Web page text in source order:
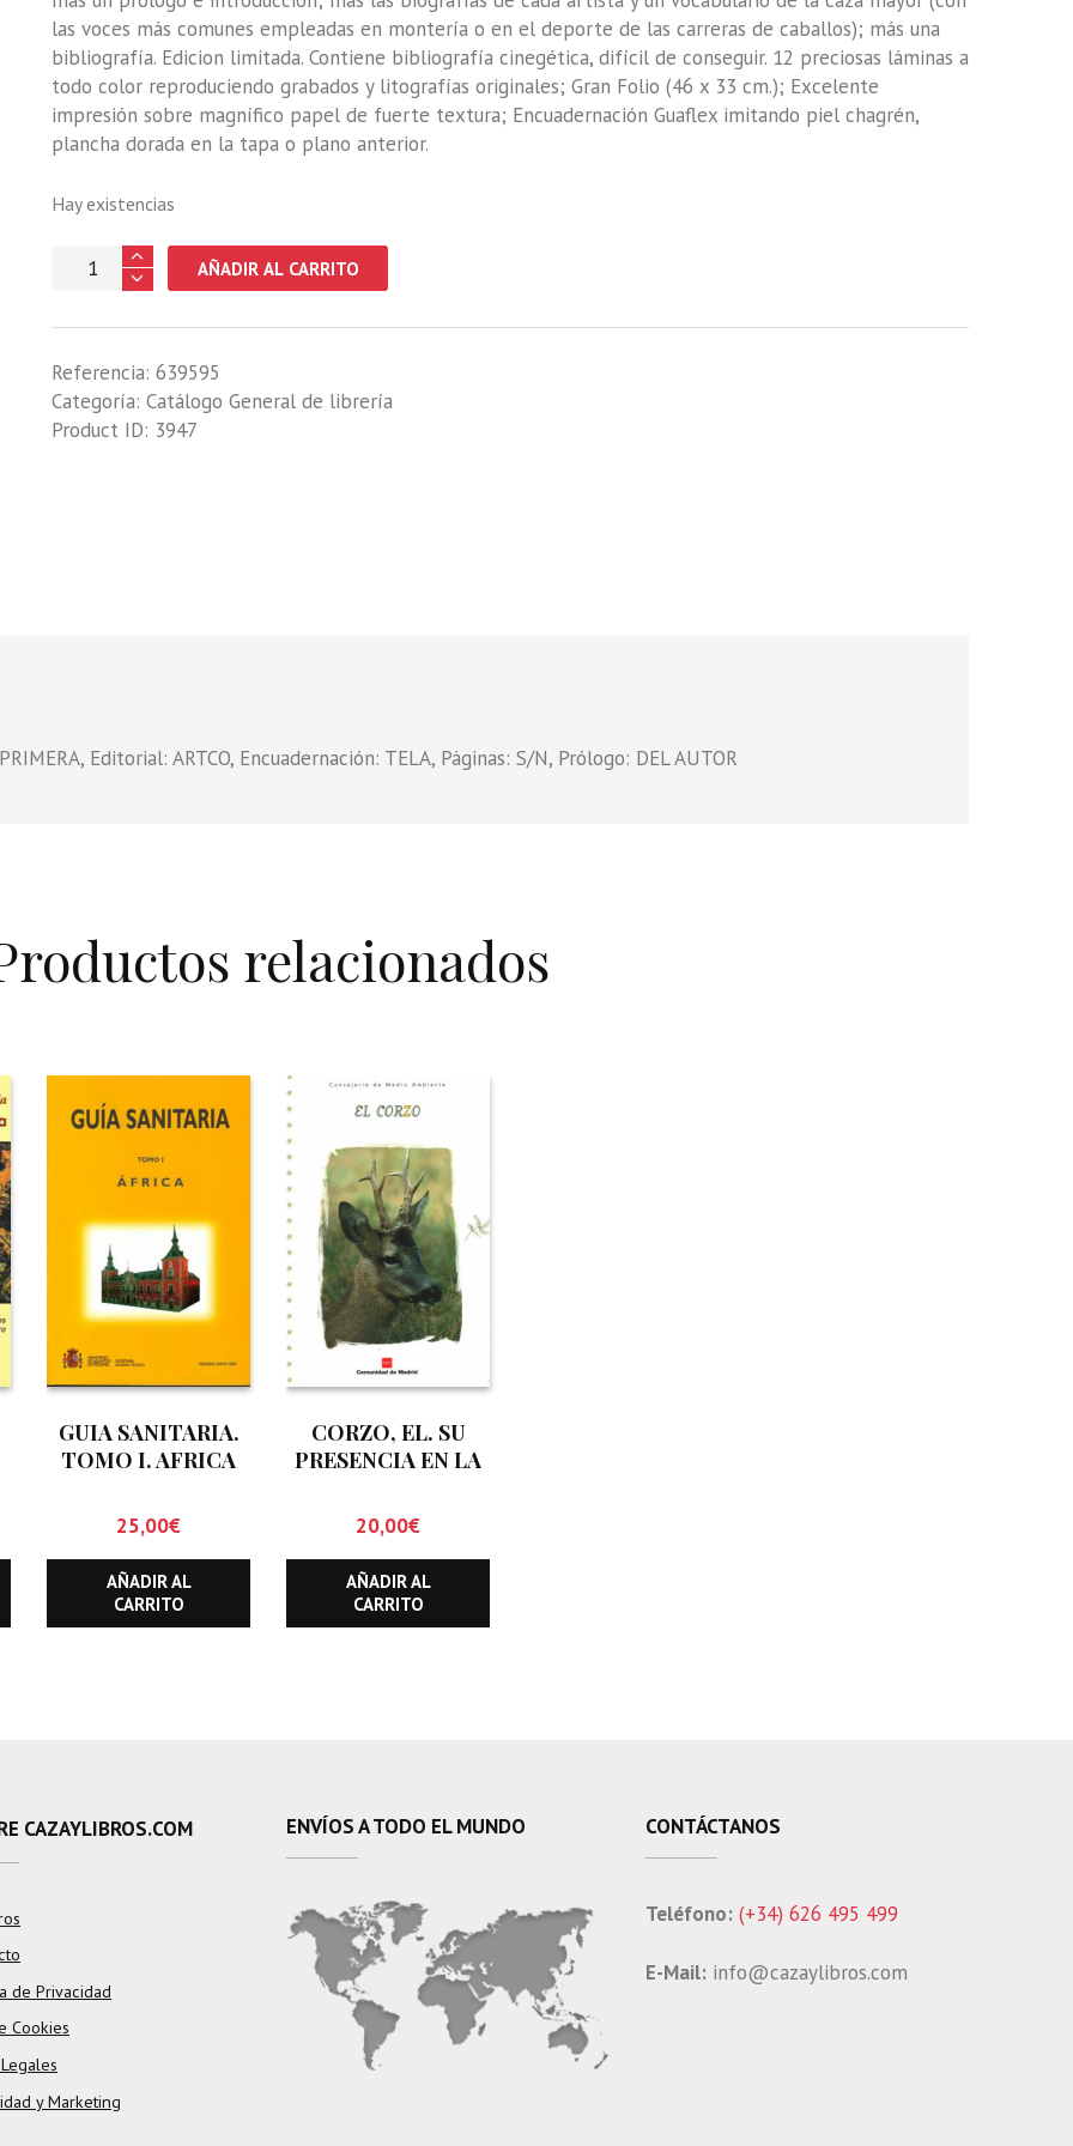
las voces más comunes empleadas en montería o en el deporte de las carreras de caballos); más una
bibliografía. Edicion limitada. Contiene bibliografía cinegética, difícil de conseguir. 12 preciosas láminas a
todo color reproduciendo grabados y litografías originales; Gran Folio (46 x 33 cm.); Excelente
impresión sobre magnífico papel de fuerte textura; Encuadernación Guaflex imitando piel chagrén,
plancha dorada en la tapa o plano anterior.
Hay existencias
ESCENAS
AÑADIR AL CARRITO
Referencia: 639595
Categoría: Catálogo General de librería
Product ID: 3947
Editorial: ARTCO, Encuadernación: TELA, Páginas: S/N, Prólogo: DEL AUTOR
relacionados
GUIA SANITARIA.
TOMO I. AFRICA
25,00€
AÑADIR AL
CARRITO
CORZO, EL. SU
PRESENCIA EN LA
MADRID
20,00€
AÑADIR AL
CARRITO
CAZAYLIBROS.COM
de Privacidad
Cookies
y Marketing
ENVÍOS A TODO EL MUNDO CONTÁCTANOS
Teléfono: (+34) 626 495 499
E-Mail: info@cazaylibros.com